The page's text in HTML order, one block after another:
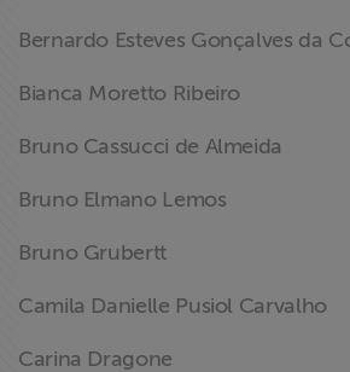
Bernardo Esteves Gonçalves da
Bianca Moretto Ribeiro
Bruno Cassucci de Almeida
Bruno Elmano Lemos
Bruno Grubertt
Camila Danielle Pusiol Carvalho
Carina Dragone